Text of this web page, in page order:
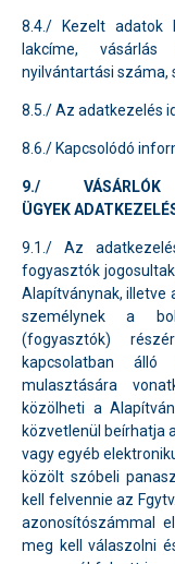
8.4./ Kezelt adatok
lakcíme,
nyilvántartási száma,
8.5./ Az adatkezelés
8.6./ Kapcsolódó
9./ VÁSÁRLÓK
ÜGYEK
9.1./ Az
fogyasztók
Alapítványnak, illetve
személynek a
(fogyasztók)
kapcsolatban álló
mulasztására
közölheti a
közvetlenül beírhatja
vagy egyéb
közölt szóbeli
kell felvennie az
azonosítószámmal
meg kell válaszolni